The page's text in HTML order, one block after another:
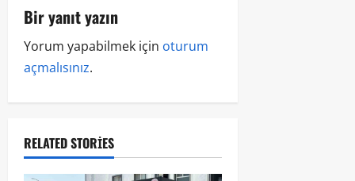
Bir yanıt yazın
Yorum yapabilmek için oturum
açmalısınız.
RELATED STORIES